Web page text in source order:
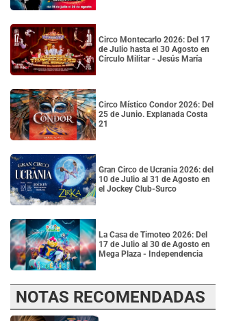
Circo Montecarlo 2026: Del 17
de Julio hasta el 30 Agosto en
Círculo Militar - Jesús María
Circo Místico Condor 2026: Del
25 de Junio. Explanada Costa
21
Gran Circo de Ucrania 2026: del
10 de Julio al 31 de Agosto en
el Jockey Club-Surco
La Casa de Timoteo 2026: Del
17 de Julio al 30 de Agosto en
Mega Plaza - Independencia
NOTAS RECOMENDADAS